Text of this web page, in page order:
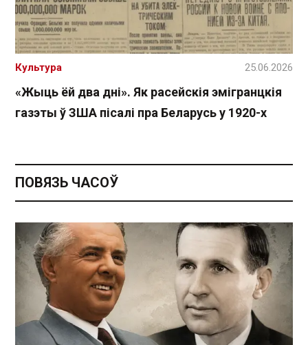
«Жыць ёй два дні». Як расейскія эмігранцкія
газэты ў ЗША пісалі пра Беларусь у 1920-х
Культура 25.06.2026
ПОВЯЗЬ ЧАСОЎ